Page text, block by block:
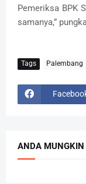
Pemeriksa BPK
samanya,”
Tags Palembang
ANDA